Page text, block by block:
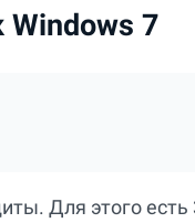
7
Для этого есть